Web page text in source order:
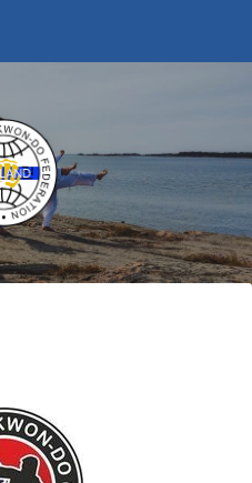
ITF Taekwon-do Liitto ry